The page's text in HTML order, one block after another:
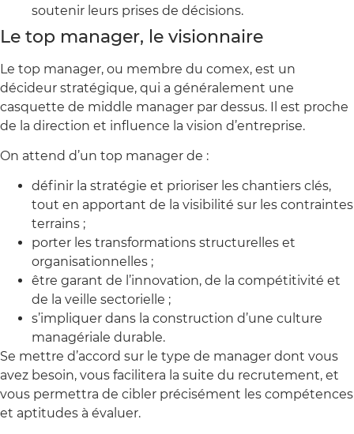
soutenir leurs prises de décisions.
Le top manager, le visionnaire
Le top manager, ou membre du comex, est un
décideur stratégique, qui a généralement une
casquette de middle manager par dessus. Il est proche
de la direction et influence la vision d’entreprise.
On attend d’un top manager de :
définir la stratégie et prioriser les chantiers clés,
tout en apportant de la visibilité sur les contraintes
terrains ;
porter les transformations structurelles et
organisationnelles ;
être garant de l’innovation, de la compétitivité et
de la veille sectorielle ;
s’impliquer dans la construction d’une culture
managériale durable.
Se mettre d’accord sur le type de manager dont vous
avez besoin, vous facilitera la suite du recrutement, et
vous permettra de cibler précisément les compétences
et aptitudes à évaluer.